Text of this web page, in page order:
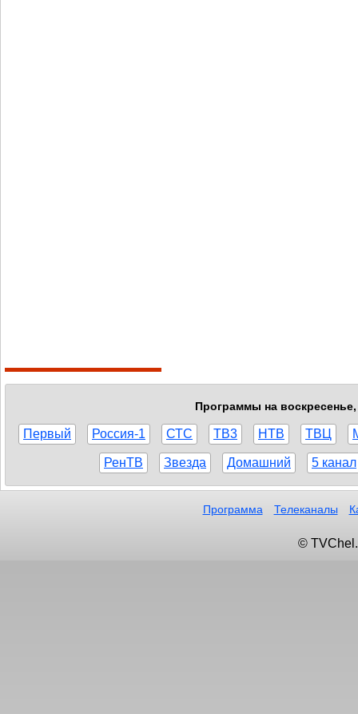
Программы на воскресенье,
Первый Россия-1 СТС ТВ3 НТВ ТВЦ
РенТВ Звезда Домашний 5 канал
Программа Телеканалы
©